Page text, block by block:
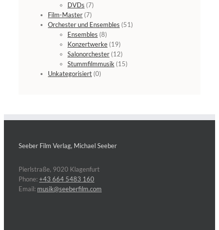
DVDs (7)
Film-Master (7)
Orchester und Ensembles (51)
Ensembles (8)
Konzertwerke (19)
Salonorchester (12)
Stummfilmmusik (15)
Unkategorisiert (0)
Seeber Film Verlag, Michael Seeber
Pierlstraße, 9020 Klagenfurt
Phone:+43 664 5483 160
Email: musik@seeberfilm.com